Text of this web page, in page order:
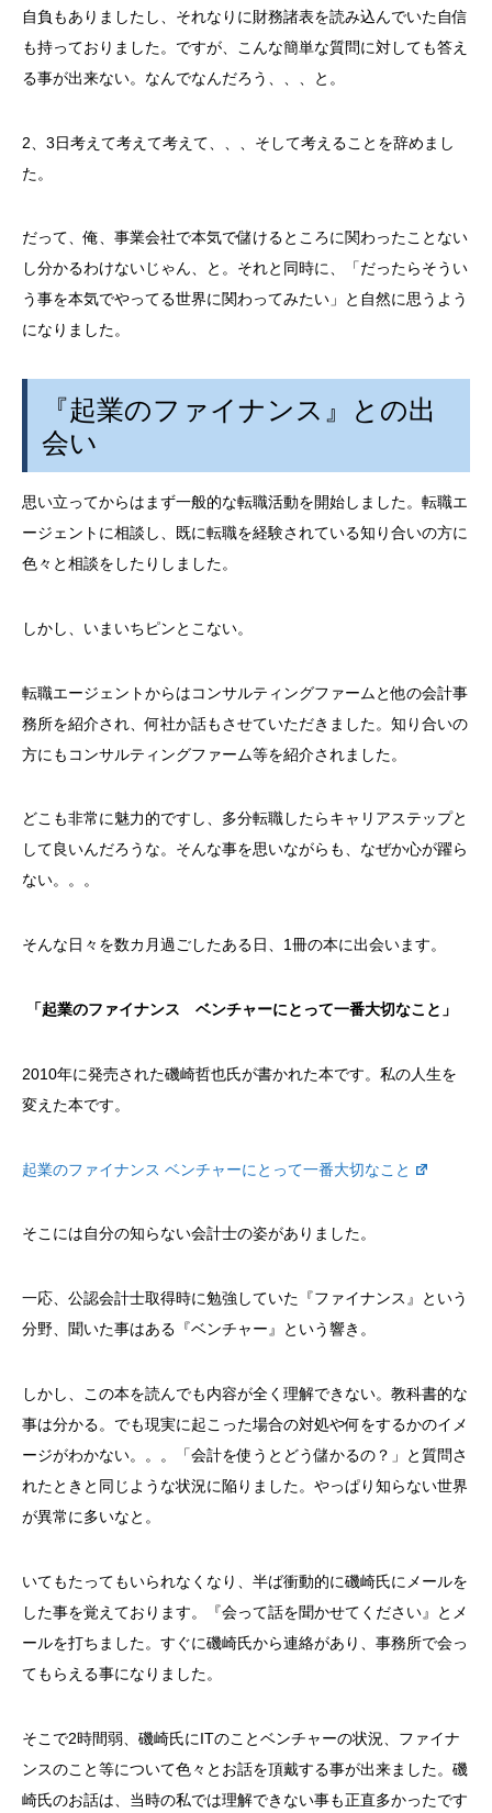
自負もありましたし、それなりに財務諸表を読み込んでいた自信
も持っておりました。ですが、こんな簡単な質問に対しても答え
る事が出来ない。なんでなんだろう、、、と。
2、3日考えて考えて考えて、、、そして考えることを辞めまし
た。
だって、俺、事業会社で本気で儲けるところに関わったことない
し分かるわけないじゃん、と。それと同時に、「だったらそうい
う事を本気でやってる世界に関わってみたい」と自然に思うよう
になりました。
『起業のファイナンス』との出
会い
思い立ってからはまず一般的な転職活動を開始しました。転職エ
ージェントに相談し、既に転職を経験されている知り合いの方に
色々と相談をしたりしました。
しかし、いまいちピンとこない。
転職エージェントからはコンサルティングファームと他の会計事
務所を紹介され、何社か話もさせていただきました。知り合いの
方にもコンサルティングファーム等を紹介されました。
どこも非常に魅力的ですし、多分転職したらキャリアステップと
して良いんだろうな。そんな事を思いながらも、なぜか心が躍ら
ない。。。
そんな日々を数カ月過ごしたある日、1冊の本に出会います。
「起業のファイナンス ベンチャーにとって一番大切なこと」
2010年に発売された磯崎哲也氏が書かれた本です。私の人生を
変えた本です。
起業のファイナンス ベンチャーにとって一番大切なこと
そこには自分の知らない会計士の姿がありました。
一応、公認会計士取得時に勉強していた『ファイナンス』という
分野、聞いた事はある『ベンチャー』という響き。
しかし、この本を読んでも内容が全く理解できない。教科書的な
事は分かる。でも現実に起こった場合の対処や何をするかのイメ
ージがわかない。。。「会計を使うとどう儲かるの？」と質問さ
れたときと同じような状況に陥りました。やっぱり知らない世界
が異常に多いなと。
いてもたってもいられなくなり、半ば衝動的に磯崎氏にメールを
した事を覚えております。『会って話を聞かせてください』とメ
ールを打ちました。すぐに磯崎氏から連絡があり、事務所で会っ
てもらえる事になりました。
そこで2時間弱、磯崎氏にITのことベンチャーの状況、ファイナ
ンスのこと等について色々とお話を頂戴する事が出来ました。磯
崎氏のお話は、当時の私では理解できない事も正直多かったです